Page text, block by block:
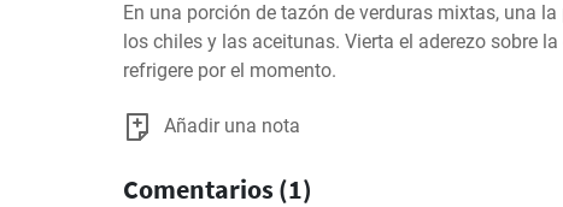
En una porción de tazón de verduras mixtas, una
los chiles y las aceitunas. Vierta el aderezo sobre
refrigere por el momento.
Añadir una nota
Comentarios (1)